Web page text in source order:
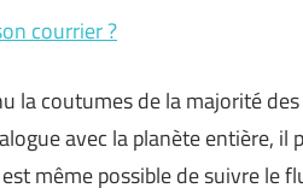
courrier ?
la coutumes de la majorité
avec la planète entière,
même possible de suivre le